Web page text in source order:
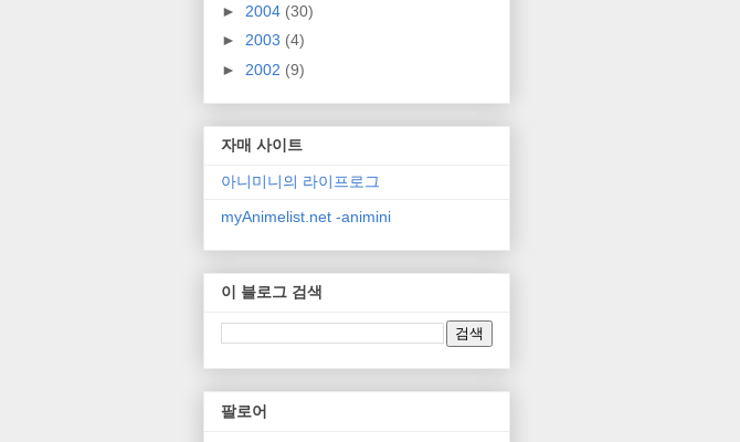
► 2004 (30)
► 2003 (4)
► 2002 (9)
자매 사이트
아니미니의 라이프로그
myAnimelist.net -animini
이 블로그 검색
팔로어